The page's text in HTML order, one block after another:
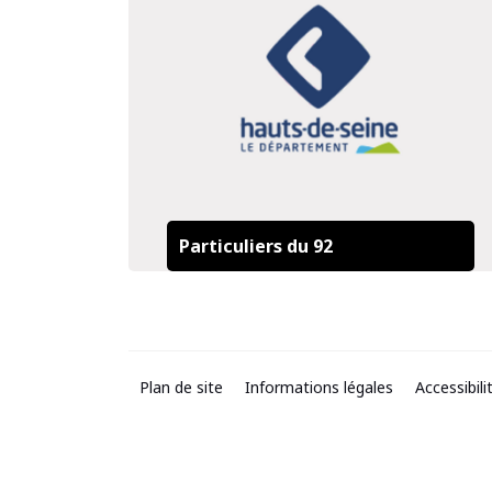
Particuliers du 92
Plan de site Informations légales